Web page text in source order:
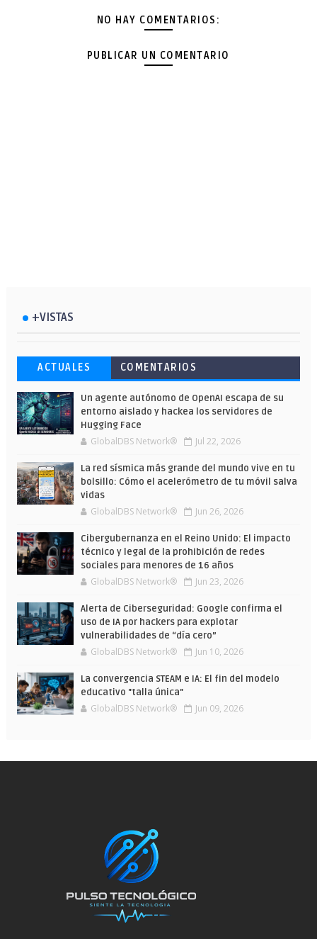
NO HAY COMENTARIOS:
PUBLICAR UN COMENTARIO
+VISTAS
Esto ha ocurrido cuando una gran web
ha dejado a la IA escribir sobre Star
Wars
Ahorra y compra de oferta: Cuándo es
más barato comprar en Shein
Microsoft lanza unos cursos gratuitos
y limitados para que te formes este
verano
ACTUALES COMENTARIOS
Un agente autónomo de OpenAI escapa de su
entorno aislado y hackea los servidores de
Hugging Face
GlobalDBS Network® Jul 22, 2026
La red sísmica más grande del mundo vive en tu
bolsillo: Cómo el acelerómetro de tu móvil salva
vidas
GlobalDBS Network® Jun 26, 2026
Cibergubernanza en el Reino Unido: El impacto
técnico y legal de la prohibición de redes
sociales para menores de 16 años
GlobalDBS Network® Jun 23, 2026
Alerta de Ciberseguridad: Google confirma el
uso de IA por hackers para explotar
vulnerabilidades de “día cero”
GlobalDBS Network® Jun 10, 2026
La convergencia STEAM e IA: El fin del modelo
educativo "talla única"
GlobalDBS Network® Jun 09, 2026